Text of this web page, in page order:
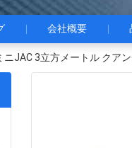
会社概要
ニJAC 3立方メートル クア